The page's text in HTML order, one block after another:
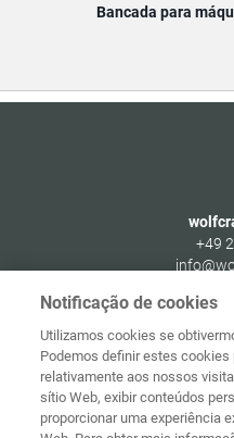
Bancada para
+49
Notificação de cookies
Utilizamos cookies se
Podemos definir estes cookies
relativamente aos nossos
sítio Web, exibir conteúdos
proporcionar uma experiência